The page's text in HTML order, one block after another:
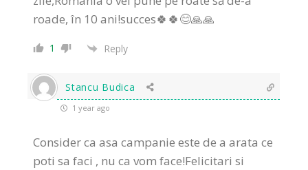
roade, în 10 ani!succes🍀🍀😊🙏🙏
1 Reply
Stancu Budica
1 year ago
Consider ca asa campanie este de a arata ce
poti sa faci , nu ca vom face!Felicitari si